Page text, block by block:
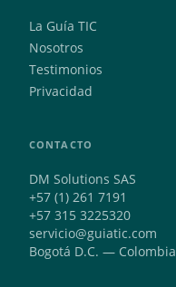
La Guía TIC
Nosotros
Testimonios
Privacidad
CONTACTO
DM Solutions SAS
+57 (1) 261 7191
+57 315 3225320
servicio@guiatic.com
Bogotá D.C. — Colombia